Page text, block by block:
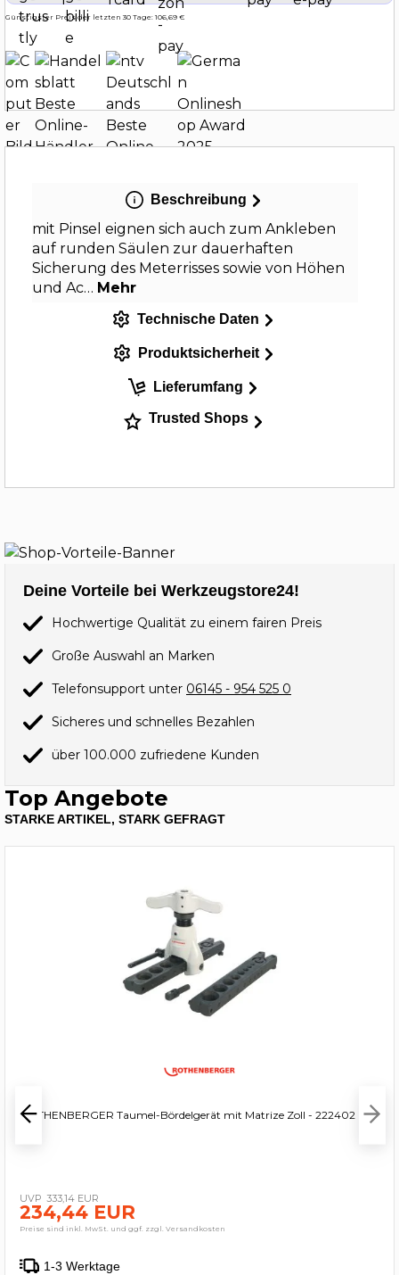
Günstigster Preis der letzten 30 Tage: 106,69 €
Beschreibung
mit Pinsel eignen sich auch zum Ankleben
auf runden Säulen zur dauerhaften
Sicherung des Meterrisses sowie von Höhen
und Ac… Mehr
Technische Daten
Produktsicherheit
Lieferumfang
Trusted Shops
Deine Vorteile bei Werkzeugstore24!
Hochwertige Qualität zu einem fairen Preis
Große Auswahl an Marken
Telefonsupport unter 06145 - 954 525 0
Sicheres und schnelles Bezahlen
über 100.000 zufriedene Kunden
Top Angebote
STARKE ARTIKEL, STARK GEFRAGT
ROTHENBERGER Taumel-Bördelgerät mit Matrize Zoll - 222402
333,14 EUR
234,44 EUR
Preise sind inkl. MwSt. und ggf. zzgl. Versandkosten
1-3 Werktage